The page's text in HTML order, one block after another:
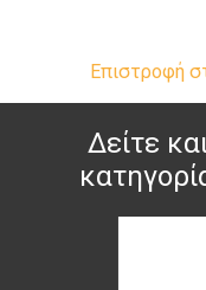
Επιστροφή
Δείτε